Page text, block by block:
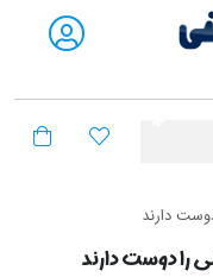
فروشگاه آنلاین پولیشی